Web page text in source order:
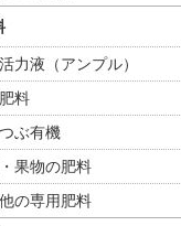
力液（アンプル）
料
ぶ有機
果物の肥料
の専用肥料